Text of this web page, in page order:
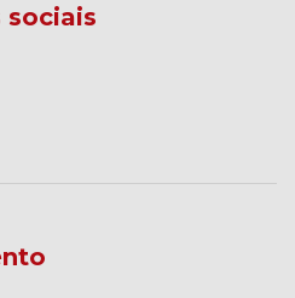
sociais